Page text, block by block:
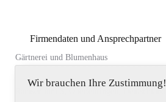
Firmendaten und Ansprechpartner
Gärtnerei und Blumenhaus
Ramsenbühl 3, Oberteuringen, Deutschland
Wir brauchen Ihre Zustimmung!